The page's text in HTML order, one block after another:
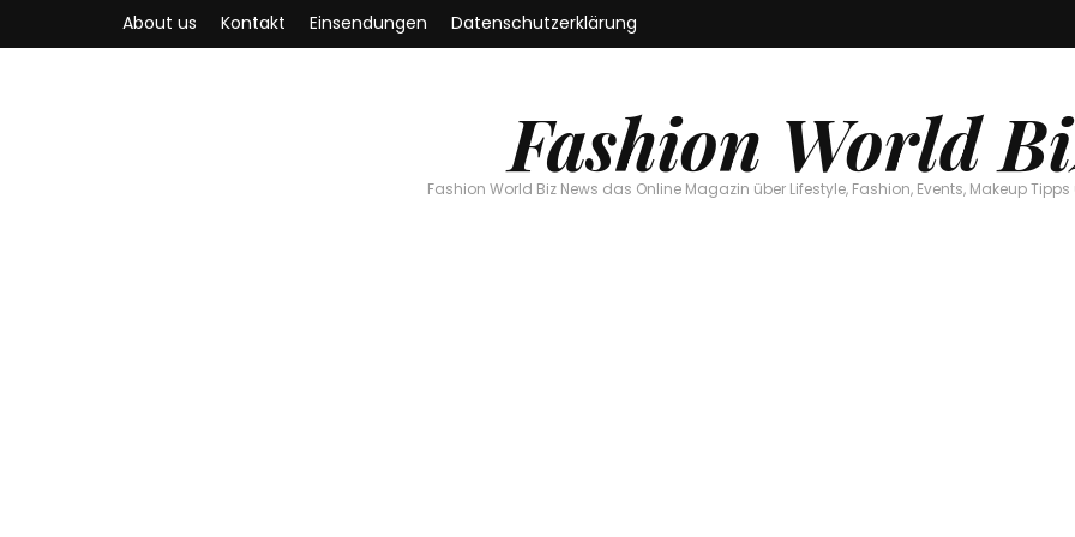
About us Kontakt Einsendungen Datenschutzerklärung
Fashion World
Fashion World Biz News das Online Magazin über Lifestyle, Fashion, Events, Makeup